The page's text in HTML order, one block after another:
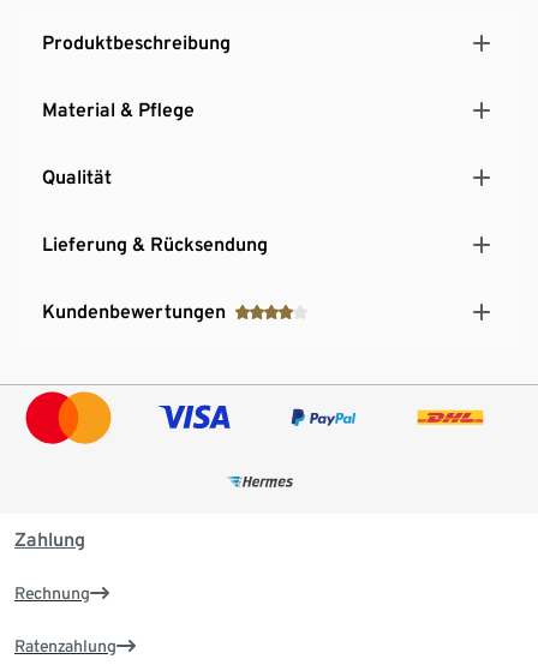
Produktbeschreibung
Material & Pflege
Qualität
Lieferung & Rücksendung
Kundenbewertungen
Zahlung
Rechnung
Ratenzahlung